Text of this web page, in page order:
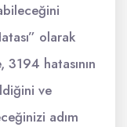
olarak
hatasının
ve
adım